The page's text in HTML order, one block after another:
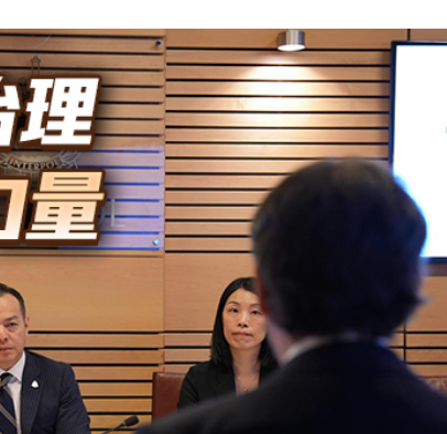
客家文化傳承新篇章
言論 拉美國家有權自主選擇合作夥伴
儒沉香從傳統邁向現代
考察
億元
億 利潤總額近936億